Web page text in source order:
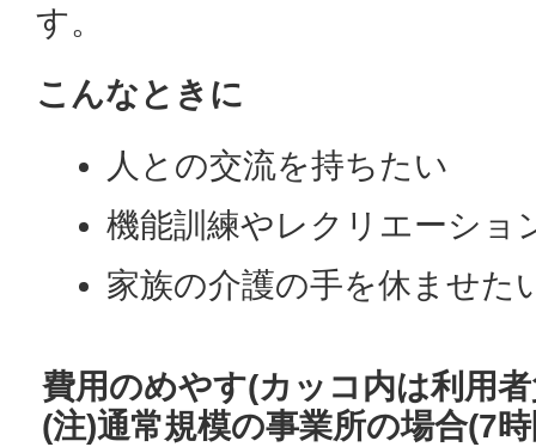
す。
こんなときに
人との交流を持ちたい
機能訓練やレクリエーショ
家族の介護の手を休ませた
費用のめやす(カッコ内は利用
(注)通常規模の事業所の場合(7